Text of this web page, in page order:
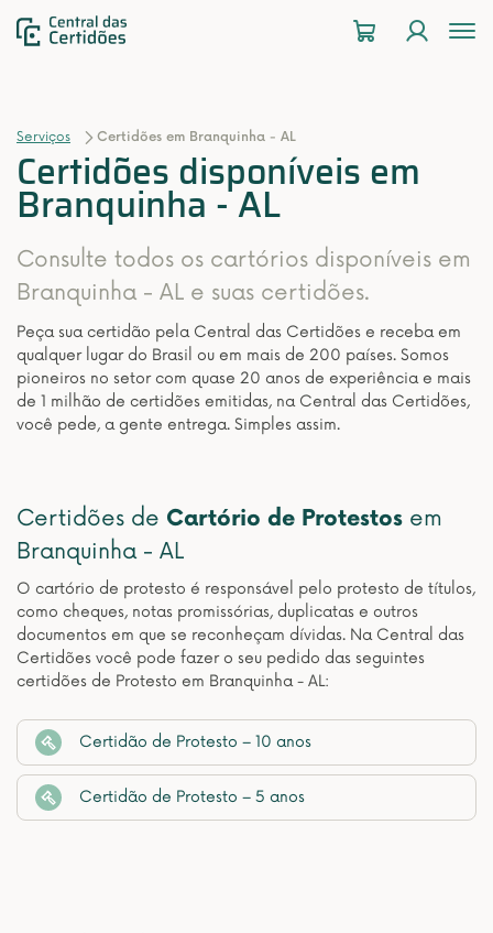
Serviços Certidões em Branquinha - AL
Certidões disponíveis em
Branquinha - AL
Consulte todos os cartórios disponíveis em
Branquinha - AL e suas certidões.
Peça sua certidão pela Central das Certidões e receba em
qualquer lugar do Brasil ou em mais de 200 países. Somos
pioneiros no setor com quase 20 anos de experiência e mais
de 1 milhão de certidões emitidas, na Central das Certidões,
você pede, a gente entrega. Simples assim.
Certidões de Cartório de Protestos em
Branquinha - AL
O cartório de protesto é responsável pelo protesto de títulos,
como cheques, notas promissórias, duplicatas e outros
documentos em que se reconheçam dívidas. Na Central das
Certidões você pode fazer o seu pedido das seguintes
certidões de Protesto em Branquinha - AL:
Certidão de Protesto – 10 anos
Certidão de Protesto – 5 anos